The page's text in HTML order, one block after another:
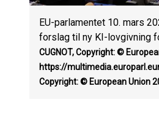
EU-parlamentet 10. mars
forslag til ny KI-lovgivning
CUGNOT, Copyright: ©
https://
Copyright: © European Union